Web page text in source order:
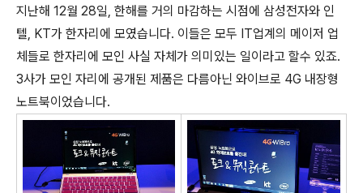
지난해 12월 28일, 한해를 거의 마감하는 시점에 삼성전자와 인
텔, KT가 한자리에 모였습니다. 이들은 모두 IT업계의 메이저 업
체들로 한자리에 모인 사실 자체가 의미있는 일이라고 할수 있죠.
3사가 모인 자리에 공개된 제품은 다름아닌 와이브로 4G 내장형
노트북이었습니다.